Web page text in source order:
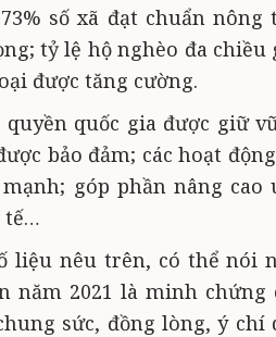
số xã đạt chuẩn
tỷ lệ hộ nghèo đa
được tăng cường.
quyền quốc gia được giữ
bảo đảm; các hoạt
góp phần nâng
tế…
liệu nêu trên, có thể nói
năm 2021 là minh
sức, đồng lòng, ý